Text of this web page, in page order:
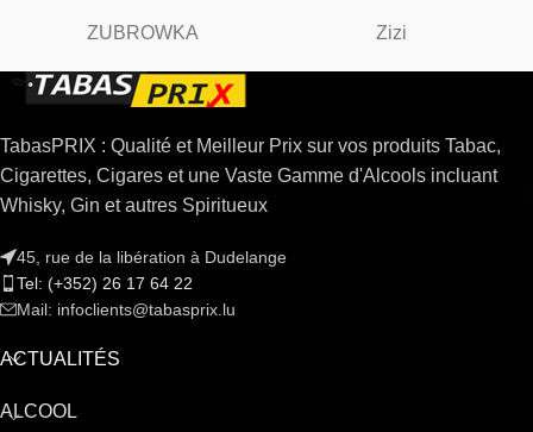
ZUBROWKA Zizi
TabasPRIX : Qualité et Meilleur Prix sur vos produits Tabac,
Cigarettes, Cigares et une Vaste Gamme d'Alcools incluant
Whisky, Gin et autres Spiritueux
45, rue de la libération à Dudelange
Tel: (+352) 26 17 64 22
Mail: infoclients@tabasprix.lu
ACTUALITÉS
ALCOOL